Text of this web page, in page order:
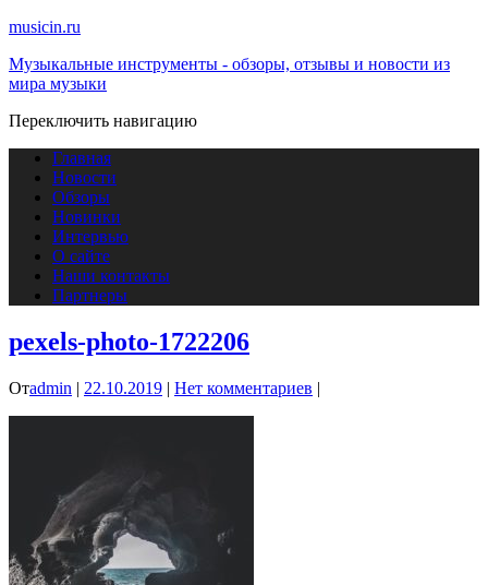
musicin.ru
Музыкальные инструменты - обзоры, отзывы и новости из
мира музыки
Переключить навигацию
Главная
Новости
Обзоры
Новинки
Интервью
О сайте
Наши контакты
Партнеры
pexels-photo-1722206
Отadmin | 22.10.2019 | Нет комментариев |